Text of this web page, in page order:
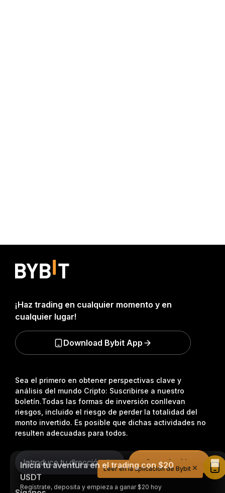
Sea el primero en obtener perspectivas clave y
análisis del mundo Cripto: Suscribirse a nuestro
boletín.Todas las formas de inversión conllevan
riesgos, incluido el riesgo de perder la totalidad del
monto invertido. Es posible que dichas actividades no
resulten adecuadas para todos.
Suscripción
¡Haz trading en cualquier momento y en
cualquier lugar!
Download Bybit App
USDT
Regístrate, deposita y empieza a ganar $20 hoy
mismo
Únete
Leer en la aplicación de Bybit